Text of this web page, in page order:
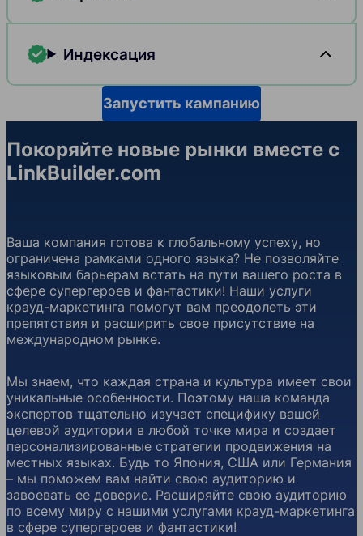
Индексация
Запустить кампанию
Покоряйте новые рынки вместе с
LinkBuilder.com
Ваша компания готова к глобальному успеху, но
ограничена рамками одного языка? Не позволяйте
языковым барьерам встать на пути вашего роста в
сфере супергероев и фантастики! Наши услуги
крауд-маркетинга помогут вам преодолеть эти
препятствия и расширить свое присутствие на
международном рынке.
Мы знаем, что каждая страна и культура имеет свои
уникальные особенности. Поэтому наша команда
экспертов тщательно изучает специфику вашей
целевой аудитории в любой точке мира и создает
персонализированные стратегии продвижения на
местных языках. Будь то Япония, США или Германия
– мы поможем вам найти свою аудиторию и
завоевать ее доверие. Расширяйте свою аудиторию
по всему миру с нашими услугами крауд-маркетинга
в сфере супергероев и фантастики!